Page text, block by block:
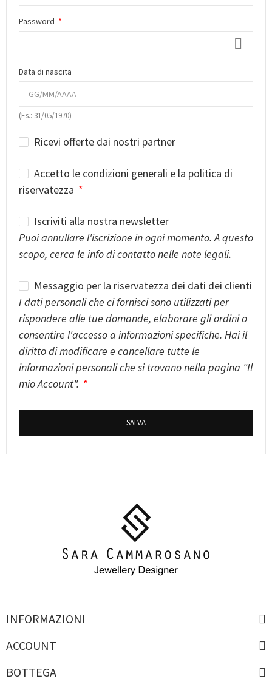
Password
Data di nascita
(Es.: 31/05/1970)
Ricevi offerte dai nostri partner
Accetto le condizioni generali e la politica di
riservatezza
Iscriviti alla nostra newsletter
Puoi annullare l'iscrizione in ogni momento. A questo
scopo, cerca le info di contatto nelle note legali.
Messaggio per la riservatezza dei dati dei clienti
I dati personali che ci fornisci sono utilizzati per
rispondere alle tue domande, elaborare gli ordini o
consentire l'accesso a informazioni specifiche. Hai il
diritto di modificare e cancellare tutte le
informazioni personali che si trovano nella pagina "Il
mio Account".
SALVA
INFORMAZIONI
ACCOUNT
BOTTEGA